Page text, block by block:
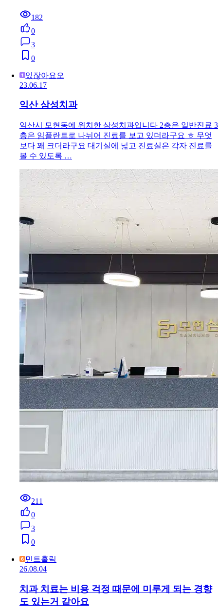
182
0
3
0
있잖아요오
23.06.17
익산 삼성치과
익산시 모현동에 위치한 삼성치과입니다 2층은 일반진료 3
층은 임플란트로 나뉘어 진료를 보고 있더라구요 ㅎ 무엇
보다 꽤 크더라구요 대기실에 넓고 진료실은 각자 진료를
볼 수 있도록 …
211
0
3
0
민트홀릭
26.08.04
치과 치료는 비용 걱정 때문에 미루게 되는 경향
도 있는거 같아요